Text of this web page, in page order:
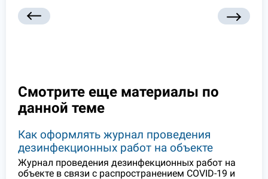
Смотрите еще материалы по
данной теме
Как оформлять журнал проведения
дезинфекционных работ на объекте
Журнал проведения дезинфекционных работ на
объекте в связи с распространением COVID-19 и